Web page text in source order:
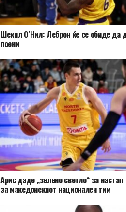
Шекил О’Нил: Леброн ќе се обиде да
поени
Арис даде „зелено светло“ за
за македонскиот национален тим